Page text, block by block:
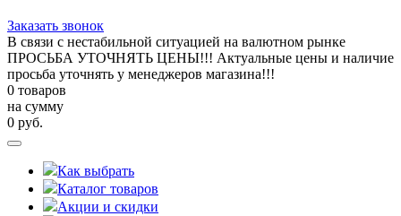
Заказать звонок
В связи с нестабильной ситуацией на валютном рынке
ПРОСЬБА УТОЧНЯТЬ ЦЕНЫ!!! Актуальные цены и наличие
просьба уточнять у менеджеров магазина!!!
0 товаров
на сумму
0 руб.
Как выбрать
Каталог товаров
Акции и скидки